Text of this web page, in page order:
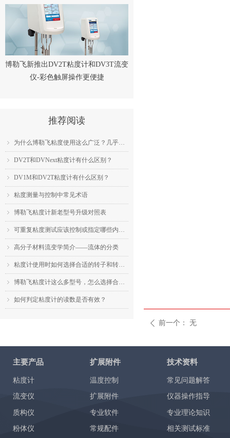
ꄴ 前一个： 无
ꁇ 为什么博勒飞粘度使用这么广泛？几乎成为了行业标准？
ꁇ DV2T和DVNext粘度计有什么区别？
ꁇ DV1M和DV2T粘度计有什么区别？
ꁇ 粘度测量与控制中常见术语
ꁇ 博勒飞粘度计新老型号升级对照表
ꁇ 可重复粘度测试应该控制或指定哪些内容？
ꁇ 高分子材料流变学简介——流体的分类
ꁇ 粘度计使用时如何选择合适的转子和转速？
ꁇ 博勒飞粘度计这么多型号，怎么选择合适的机型？
ꁇ 如何判定粘度计的读数是否有效？
推荐阅读
博勒飞新推出DV2T粘度计和DV3T流变
仪-彩色触屏操作更便捷
常见问题解答
仪器操作指导
专业理论知识
相关测试标准
主要产品 技术资料
扩展附件
粘度计
流变仪
质构仪
粉体仪
温度控制
扩展附件
专业软件
常规配件